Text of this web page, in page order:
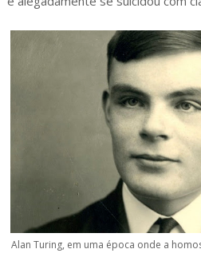
Alan Turing, em uma época onde a